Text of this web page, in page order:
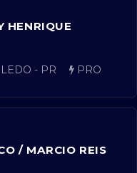
HENRIQUE
- PR
PRO
/ MARCIO REIS